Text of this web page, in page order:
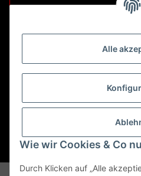
Alle
Wie wir Cookies & Co
Durch Klicken auf „Alle
Abholungen nur nach
E-Mail:sales@kfzbleche24.de
Vertrag
* Alle Preise inkl. gesetzlicher USt., zzgl.